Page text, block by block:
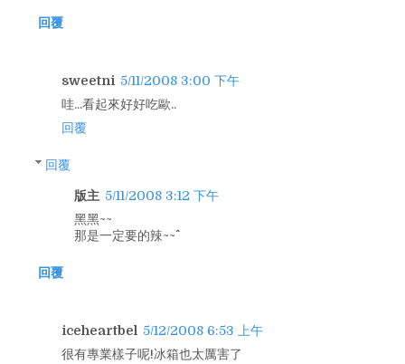
回覆
sweetni 5/11/2008 3:00 下午
哇...看起來好好吃歐..
回覆
回覆
版主 5/11/2008 3:12 下午
黑黑~~
那是一定要的辣~~^^
回覆
iceheartbel
5/12/2008 6:53 上午
很有專業樣子呢!冰箱也太厲害了